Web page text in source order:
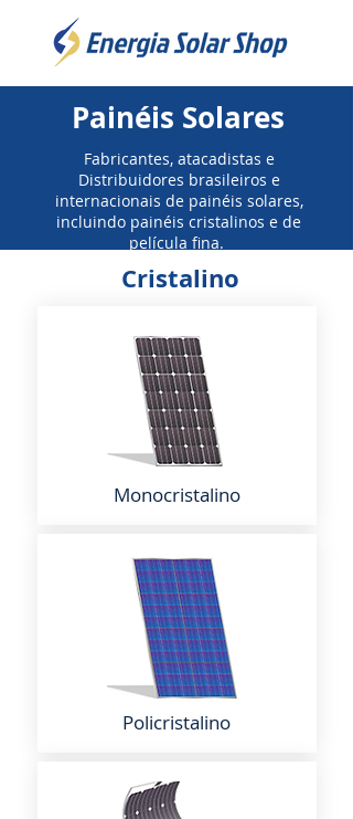
Painéis Solares
Fabricantes, atacadistas e
Distribuidores brasileiros e
internacionais de painéis solares,
incluindo painéis cristalinos e de
película fina.
Cristalino
Monocristalino
Policristalino